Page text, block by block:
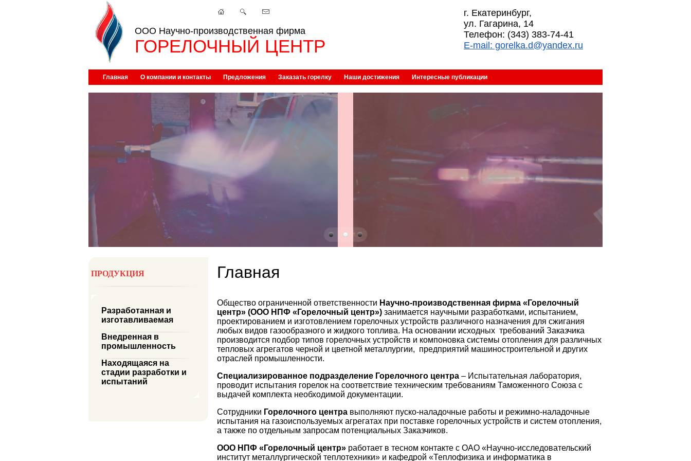
ООО Научно-производственная фирма
ГОРЕЛОЧНЫЙ ЦЕНТР
г. Екатеринбург,
ул. Гагарина, 14
Телефон: (343) 383-74-41
E-mail: gorelka.d@yandex.ru
Главная О компании и контакты Предложения Заказать горелку Наши достижения Интересные публикации
ПРОДУКЦИЯ
Разработанная и
изготавливаемая
Внедренная в
промышленность
Находящаяся на
стадии разработки и
испытаний
Главная
Общество ограниченной ответственности Научно-производственная фирма «Горелочный
центр» (ООО НПФ «Горелочный центр») занимается научными разработками, испытанием,
проектированием и изготовлением горелочных устройств различного назначения для сжигания
любых видов газообразного и жидкого топлива. На основании исходных требований Заказчика
производится подбор типов горелочных устройств и компоновка системы отопления для различных
тепловых агрегатов черной и цветной металлургии, предприятий машиностроительной и других
отраслей промышленности.
Специализированное подразделение Горелочного центра – Испытательная лаборатория,
проводит испытания горелок на соответствие техническим требованиям Таможенного Союза с
выдачей комплекта необходимой документации.
Сотрудники Горелочного центра выполняют пуско-наладочные работы и режимно-наладочные
испытания на газоиспользуемых агрегатах при поставке горелочных устройств и систем отопления,
а также по отдельным запросам потенциальных Заказчиков.
ООО НПФ «Горелочный центр» работает в тесном контакте с ОАО «Научно-исследовательский
институт металлургической теплотехники» и кафедрой «Теплофизика и информатика в